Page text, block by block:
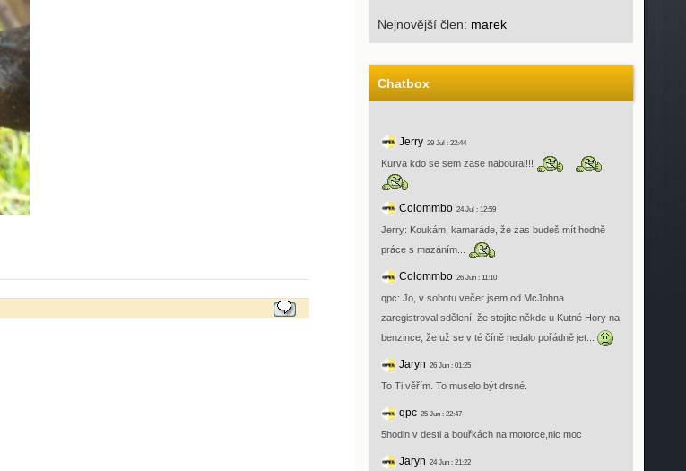
Nejnovější člen: marek_
Chatbox
Jerry29 Jul : 22:44
Kurva kdo se sem zase naboural!!!
Colommbo24 Jul : 12:59
Jerry: Koukám, kamaráde, že zas budeš mít hodně
práce s mazáním...
Colommbo26 Jun : 11:10
qpc: Jo, v sobotu večer jsem od McJohna
zaregistroval sdělení, že stojíte někde u Kutné Hory na
benzince, že už se v té číně nedalo pořádně jet...
Jaryn 26 Jun : 01:25
To Ti věřím. To muselo být drsné.
qpc25 Jun : 22:47
5hodin v desti a bouřkách na motorce,nic moc
Jaryn 24 Jun : 21:22